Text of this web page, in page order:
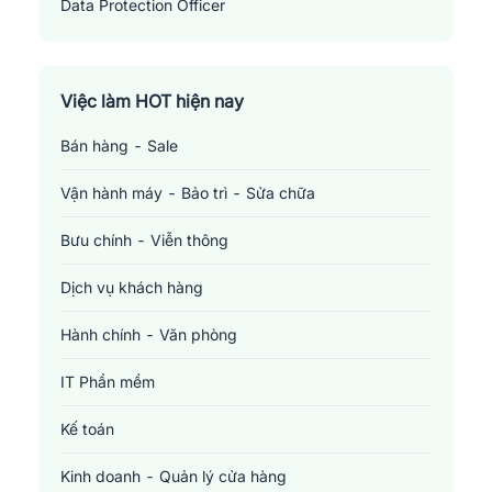
Data Protection Officer
Việc làm HOT hiện nay
Bán hàng - Sale
Vận hành máy - Bảo trì - Sửa chữa
Bưu chính - Viễn thông
Dịch vụ khách hàng
Hành chính - Văn phòng
IT Phần mềm
Kế toán
Kinh doanh - Quản lý cửa hàng